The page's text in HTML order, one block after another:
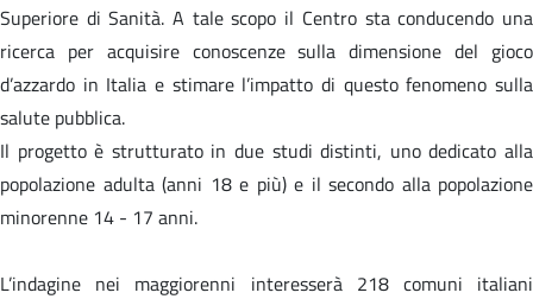
Superiore di Sanità. A tale scopo il Centro sta conducendo una
ricerca per acquisire conoscenze sulla dimensione del gioco
d’azzardo in Italia e stimare l’impatto di questo fenomeno sulla
salute pubblica.
Il progetto è strutturato in due studi distinti, uno dedicato alla
popolazione adulta (anni 18 e più) e il secondo alla popolazione
minorenne 14 - 17 anni.
L’indagine nei maggiorenni interesserà 218 comuni italiani